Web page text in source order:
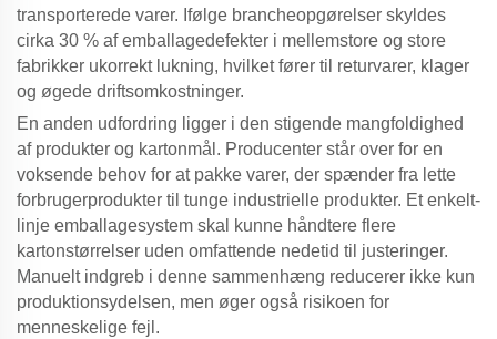
transporterede varer. Ifølge brancheopgørelser skyldes
cirka 30 % af emballagedefekter i mellemstore og store
fabrikker ukorrekt lukning, hvilket fører til returvarer, klager
og øgede driftsomkostninger.
En anden udfordring ligger i den stigende mangfoldighed
af produkter og kartonmål. Producenter står over for en
voksende behov for at pakke varer, der spænder fra lette
forbrugerprodukter til tunge industrielle produkter. Et enkelt-
linje emballagesystem skal kunne håndtere flere
kartonstørrelser uden omfattende nedetid til justeringer.
Manuelt indgreb i denne sammenhæng reducerer ikke kun
produktionsydelsen, men øger også risikoen for
menneskelige fejl.